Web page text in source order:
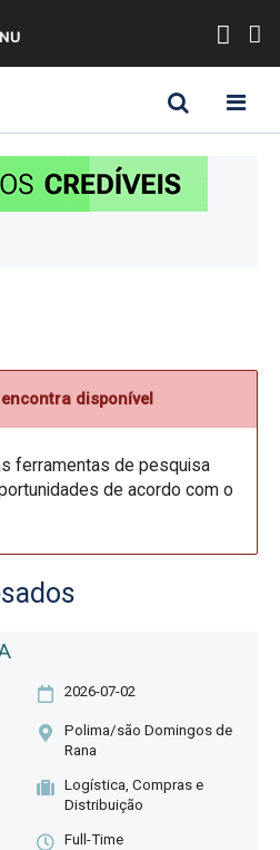
disponível
ferramentas de pesquisa
de acordo com o
2026-07-02
Polima/são Domingos de
Rana
Logística, Compras e
Distribuição
Full-Time